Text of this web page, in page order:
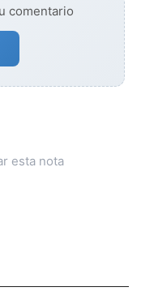
comentario
esta nota